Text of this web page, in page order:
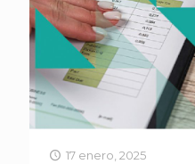
17 enero, 2025